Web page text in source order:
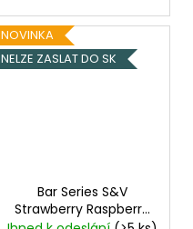
NOVINKA
NELZE ZASLAT DO SK
Bar Series S&V
Strawberry Raspberry